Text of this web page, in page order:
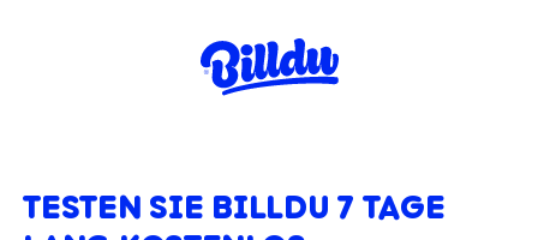
TESTEN SIE BILLDU 7 TAGE